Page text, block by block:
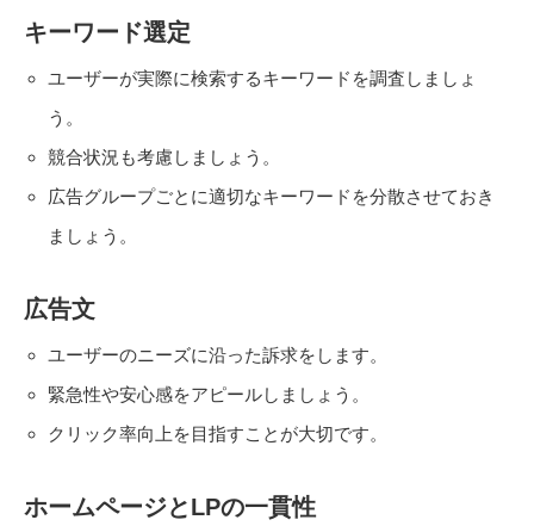
キーワード選定
ユーザーが実際に検索するキーワードを調査しましょ
う。
競合状況も考慮しましょう。
広告グループごとに適切なキーワードを分散させておき
ましょう。
広告文
ユーザーのニーズに沿った訴求をします。
緊急性や安心感をアピールしましょう。
クリック率向上を目指すことが大切です。
ホームページとLPの一貫性